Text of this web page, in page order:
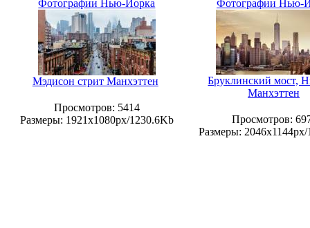
Фотографии Нью-Йорка
Мэдисон стрит Манхэттен
Просмотров: 5414
Размеры: 1921x1080px/1230.6Kb
Фотографии Нью-
Бруклинский мост,
Манхэттен
Просмотров:
Размеры: